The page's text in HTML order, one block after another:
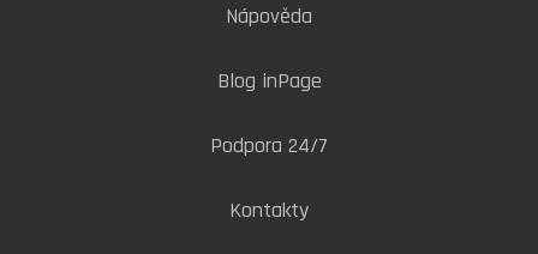
Nápověda
Blog inPage
Podpora 24/7
Kontakty